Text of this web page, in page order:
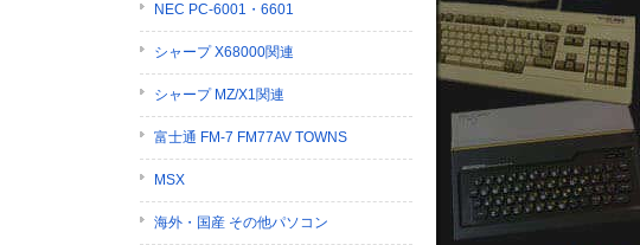
NEC PC-6001・6601
シャープ X68000関連
シャープ MZ/X1関連
富士通 FM-7 FM77AV TOWNS
MSX
海外・国産 その他パソコン